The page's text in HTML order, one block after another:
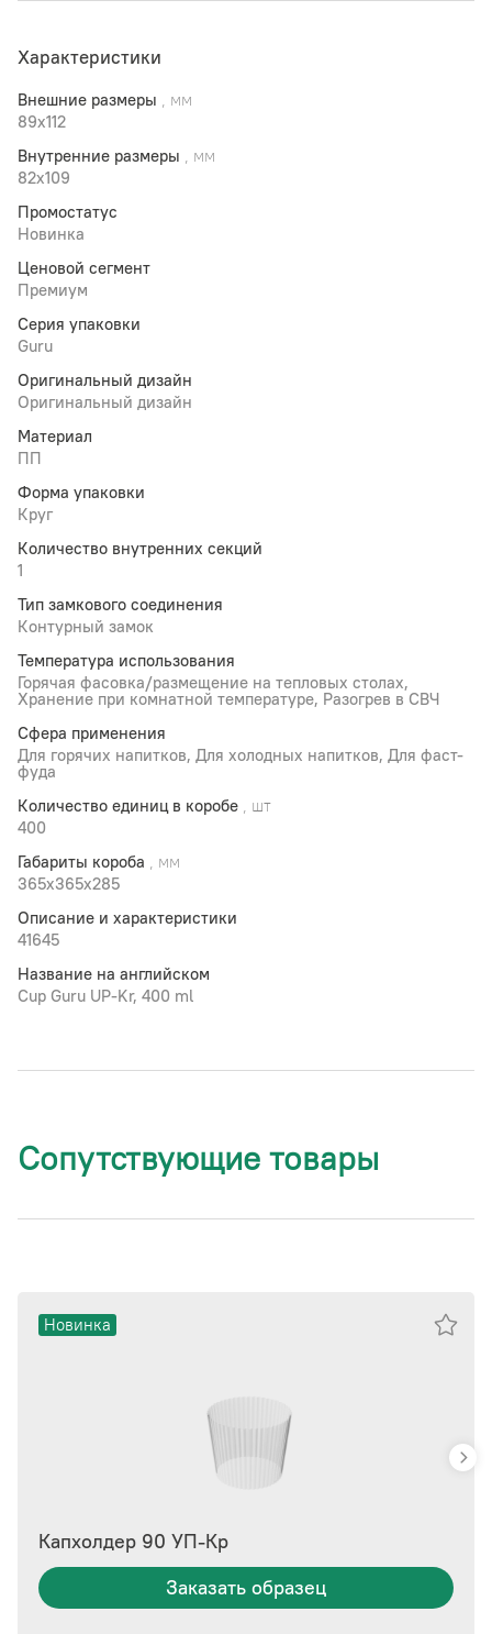
Характеристики
Внешние размеры , мм
89x112
Внутренние размеры , мм
82x109
Промостатус
Новинка
Ценовой сегмент
Премиум
Серия упаковки
Guru
Оригинальный дизайн
Оригинальный дизайн
Материал
ПП
Форма упаковки
Круг
Количество внутренних секций
1
Тип замкового соединения
Контурный замок
Температура использования
Горячая фасовка/размещение на тепловых столах,
Хранение при комнатной температуре, Разогрев в СВЧ
Сфера применения
Для горячих напитков, Для холодных напитков, Для фаст-
фуда
Количество единиц в коробе , шт
400
Габариты короба , мм
365x365x285
Описание и характеристики
41645
Название на английском
Cup Guru UP-Kr, 400 ml
Сопутствующие товары
Новинка
Капхолдер 90 УП-Кр
Заказать образец